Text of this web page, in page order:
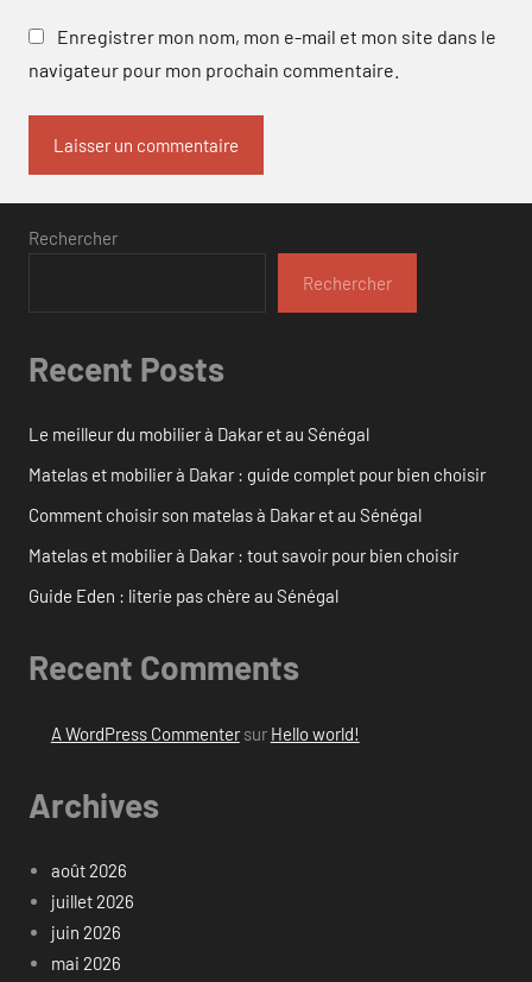
Enregistrer mon nom, mon e-mail et mon site dans le
navigateur pour mon prochain commentaire.
Rechercher
Rechercher
Recent Posts
Le meilleur du mobilier à Dakar et au Sénégal
Matelas et mobilier à Dakar : guide complet pour bien choisir
Comment choisir son matelas à Dakar et au Sénégal
Matelas et mobilier à Dakar : tout savoir pour bien choisir
Guide Eden : literie pas chère au Sénégal
Recent Comments
A WordPress Commentersur Hello world!
Archives
août 2026
juillet 2026
juin 2026
mai 2026